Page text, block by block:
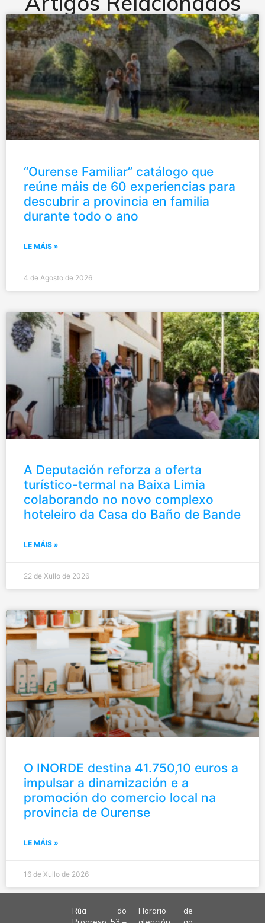
“Ourense Familiar” catálogo que
reúne máis de 60 experiencias para
descubrir a provincia en familia
durante todo o ano
LE MÁIS »
4 de Agosto de 2026
A Deputación reforza a oferta
turístico-termal na Baixa Limia
colaborando no novo complexo
hoteleiro da Casa do Baño de Bande
LE MÁIS »
22 de Xullo de 2026
O INORDE destina 41.750,10 euros a
impulsar a dinamización e a
promoción do comercio local na
provincia de Ourense
LE MÁIS »
16 de Xullo de 2026
Rúa do
Horario de